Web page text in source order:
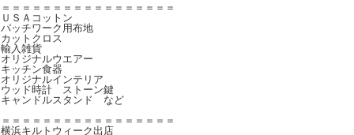
＝＝＝＝＝＝＝＝＝＝＝＝＝＝＝＝＝
ＵＳＡコットン
パッチワーク用布地
カットクロス
輸入雑貨
オリジナルウエアー
キッチン食器
オリジナルインテリア
ウッド時計 ストーン鍵
キャンドルスタンド など
＝＝＝＝＝＝＝＝＝＝＝＝＝＝＝＝＝
横浜キルトウィーク出店